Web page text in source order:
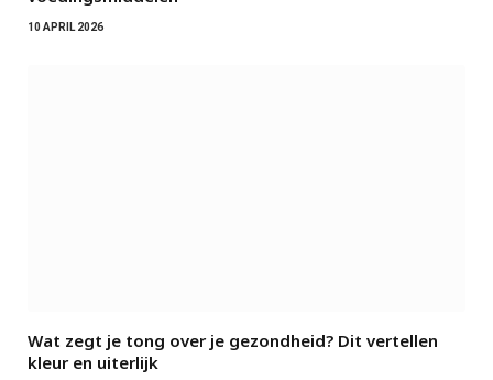
10 APRIL 2026
Wat zegt je tong over je gezondheid? Dit vertellen
kleur en uiterlijk